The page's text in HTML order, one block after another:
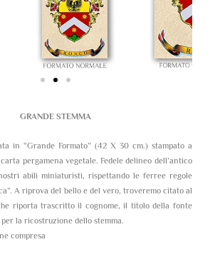
GRANDE STEMMA
in “Grande Formato” (42 X 30 cm.) stampato a
pergamena vegetale. Fedele delineo dell’antico
abili miniaturisti, rispettando le ferree regole
A riprova del bello e del vero, troveremo citato al
riporta trascritto il cognome, il titolo della fonte
la ricostruzione dello stemma.
compresa